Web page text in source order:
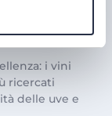
per il
i vini
ricercati
delle uve e